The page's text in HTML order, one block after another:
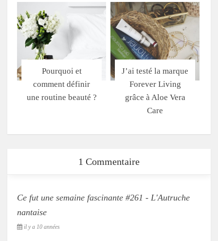
Pourquoi et
comment définir
une routine beauté ?
J’ai testé la marque
Forever Living
grâce à Aloe Vera
Care
1 Commentaire
Ce fut une semaine fascinante #261 - L'Autruche
nantaise
il y a 10 années